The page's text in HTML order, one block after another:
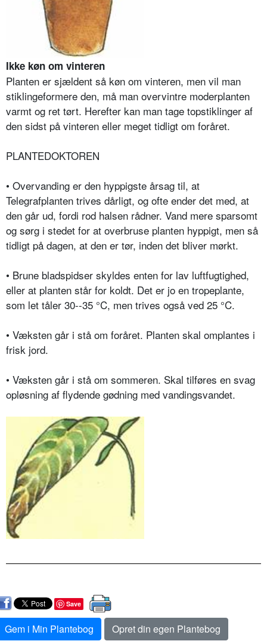
Ikke køn om vinteren
Planten er sjældent så køn om vinteren, men vil man
stiklingeformere den, må man overvintre moderplanten
varmt og ret tørt. Herefter kan man tage topstiklinger af
den sidst på vinteren eller meget tidligt om foråret.
PLANTEDOKTOREN
• Overvanding er den hyppigste årsag til, at
Telegrafplanten trives dårligt, og ofte ender det med, at
den går ud, fordi rod halsen rådner. Vand mere sparsomt
og sørg i stedet for at overbruse planten hyppigt, men så
tidligt på dagen, at den er tør, inden det bliver mørkt.
• Brune bladspidser skyldes enten for lav luftfugtighed,
eller at planten står for koldt. Det er jo en tropeplante,
som let tåler 30--35 °C, men trives også ved 25 °C.
• Væksten går i stå om foråret. Planten skal omplantes i
frisk jord.
• Væksten går i stå om sommeren. Skal tilføres en svag
opløsning af flydende gødning med vandingsvandet.
Save
Gem i Min Plantebog
Opret din egen Plantebog